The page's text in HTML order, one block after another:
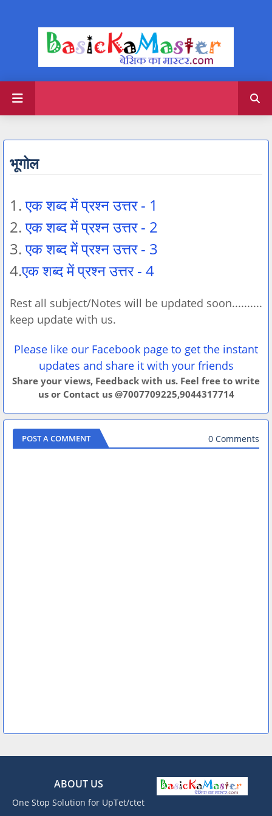
भूगोल
1.एक शब्द में प्रश्न उत्तर - 1
2.एक शब्द में प्रश्न उत्तर - 2
3.एक शब्द में प्रश्न उत्तर - 3
4.एक शब्द में प्रश्न उत्तर - 4
Rest all subject/Notes will be updated soon..........
keep update with us.
Please like our Facebook page to get the instant
updates and share it with your friends
Share your views, Feedback with us. Feel free to write
us or Contact us @7007709225,9044317714
POST A COMMENT 0 Comments
ABOUT US
One Stop Solution for UpTet/ctet